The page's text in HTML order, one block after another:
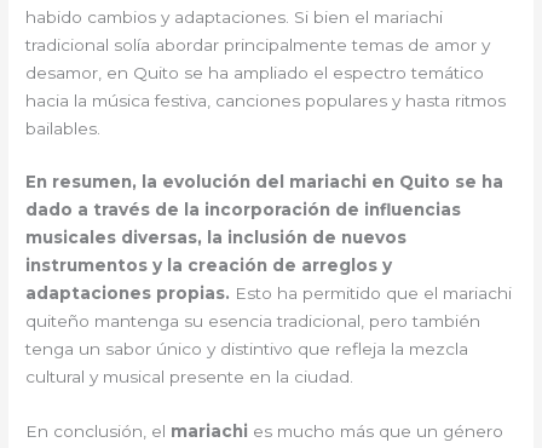
habido cambios y adaptaciones. Si bien el mariachi
tradicional solía abordar principalmente temas de amor y
desamor, en Quito se ha ampliado el espectro temático
hacia la música festiva, canciones populares y hasta ritmos
bailables.
En resumen, la evolución del mariachi en Quito se ha
dado a través de la incorporación de influencias
musicales diversas, la inclusión de nuevos
instrumentos y la creación de arreglos y
adaptaciones propias. Esto ha permitido que el mariachi
quiteño mantenga su esencia tradicional, pero también
tenga un sabor único y distintivo que refleja la mezcla
cultural y musical presente en la ciudad.
En conclusión, el mariachi es mucho más que un género